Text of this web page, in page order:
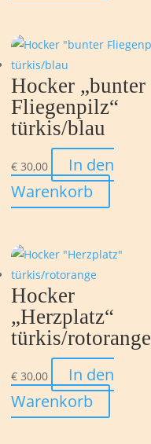
Hocker „bunter
Fliegenpilz“
türkis/blau
€ 30,00
In den
Warenkorb
Hocker
„Herzplatz“
türkis/rotorange
€ 30,00
In den
Warenkorb